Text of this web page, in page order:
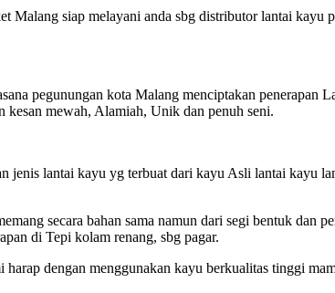
siap melayani anda sbg distributor lantai kayu
pegunungan kota Malang menciptakan penerapan
kesan mewah, Alamiah, Unik dan penuh seni.
lantai kayu yg terbuat dari kayu Asli lantai kayu
secara bahan sama namun dari segi bentuk dan
di Tepi kolam renang, sbg pagar.
dengan menggunakan kayu berkualitas tinggi